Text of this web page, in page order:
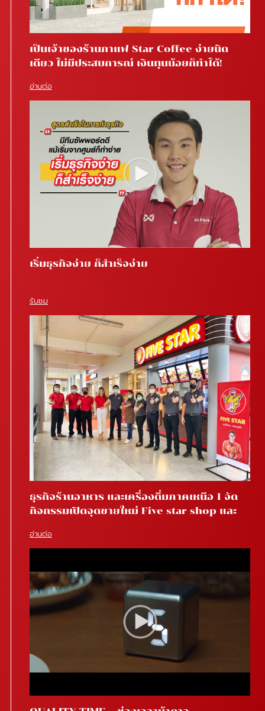
เป็นเจ้าของร้านกาแฟ Star Coffee ง่ายนิด
เดียว ไม่มีประสบการณ์ เงินทุนน้อยก็ทำได้!
อ่านต่อ
เริ่มธุรกิจง่าย ก็สำเร็จง่าย
รับชม
ธุรกิจร้านอาหาร และเครื่องดื่มภาคเหนือ 1 จัด
กิจกรรมเปิดจุดขายใหม่ Five star shop และ
อ่านต่อ